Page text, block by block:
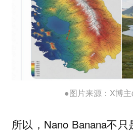
●图片来源：X博
所以，Nano Banana不只